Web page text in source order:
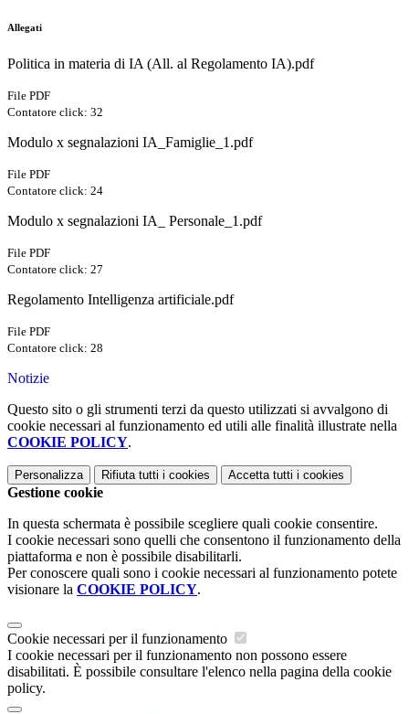
Allegati
Politica in materia di IA (All. al Regolamento IA).pdf
File PDF
Contatore click: 32
Modulo x segnalazioni IA_Famiglie_1.pdf
File PDF
Contatore click: 24
Modulo x segnalazioni IA_ Personale_1.pdf
File PDF
Contatore click: 27
Regolamento Intelligenza artificiale.pdf
File PDF
Contatore click: 28
Notizie
Questo sito o gli strumenti terzi da questo utilizzati si avvalgono di
cookie necessari al funzionamento ed utili alle finalità illustrate nella
COOKIE POLICY.
Personalizza Rifiuta tutti i cookies Accetta tutti i cookies
Gestione cookie
In questa schermata è possibile scegliere quali cookie consentire.
I cookie necessari sono quelli che consentono il funzionamento della
piattaforma e non è possibile disabilitarli.
Per conoscere quali sono i cookie necessari al funzionamento potete
visionare la COOKIE POLICY.
Cookie necessari per il funzionamento
I cookie necessari per il funzionamento non possono essere
disabilitati. È possibile consultare l'elenco nella pagina della cookie
policy.